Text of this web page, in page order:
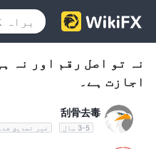
نہ تو اصل رقم اور نہ
اجازت ہے۔
刮骨去毒
3-5 سال غیر تصدیق شدہ